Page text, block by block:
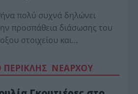
πολύ συχνά δηλώνει
προσπάθεια διάσωσης του
στοιχείου και…
ΠΕΡΙΚΛΗΣ ΝΕΑΡΧΟΥ